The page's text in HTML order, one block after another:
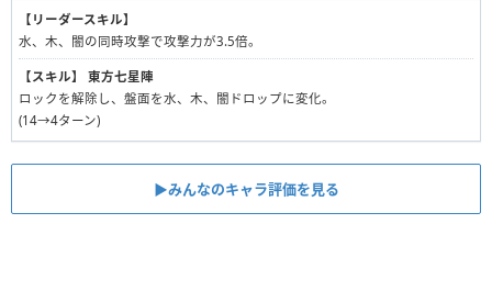
【リーダースキル】
水、木、闇の同時攻撃で攻撃力が3.5倍。
【スキル】
東方七星陣
ロックを解除し、盤面を水、木、闇ドロップに変化。
(14→4ターン)
▶︎みんなのキャラ評価を見る